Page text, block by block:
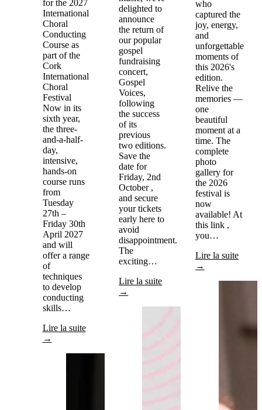
for the 2027
International
Choral
Conducting
Course as
part of the
Cork
International
Choral
Festival
Now in its
sixth year,
the three-
and-a-half-
day,
intensive,
hands-on
course runs
from
Tuesday
27th –
Friday 30th
April 2027
and will
offer a range
of
techniques
to develop
conducting
skills…
Lire la suite
→
delighted to
announce
the return of
our popular
gospel
fundraising
concert,
Gospel
Voices,
following
the success
of its
previous
two editions.
Save the
date for
Friday, 2nd
October ,
and secure
your tickets
early here to
avoid
disappointment.
The
exciting…
Lire la suite
→
who
captured the
joy, energy,
and
unforgettable
moments of
this 2026's
edition.
Relive the
memories —
one
beautiful
moment at a
time. The
complete
photo
gallery for
the 2026
festival is
now
available! At
this link ,
you…
Lire la suite
→